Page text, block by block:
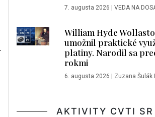
7. augusta 2026 | VEDA NA
William Hyde
umožnil praktické
platiny. Narodil sa
rokmi
6. augusta 2026 | Zuzana Šulák
AKTIVITY CVTI SR